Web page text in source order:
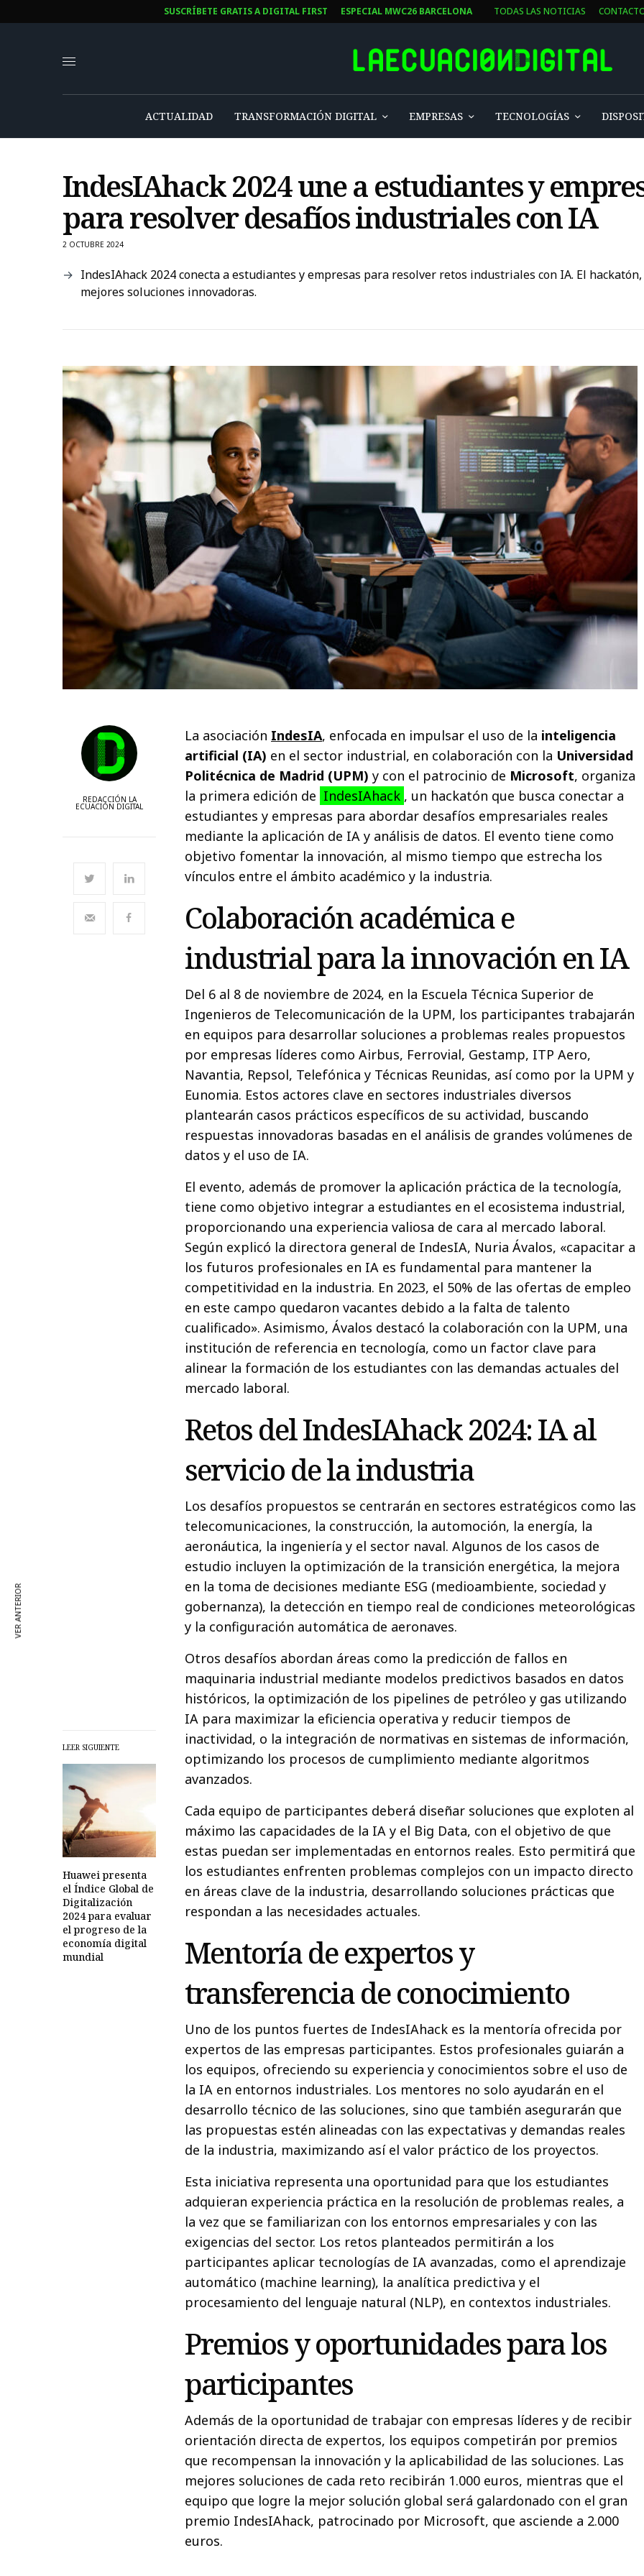
SUSCRÍBETE GRATIS A DIGITAL FIRST ESPECIAL MWC26 BARCELONA TODAS LAS NOTICIAS
ACTUALIDAD TRANSFORMACIÓN DIGITAL EMPRESAS TECNOLOGÍAS
IndesIAhack 2024 une a estudiantes y
para resolver desafíos industriales con IA
2 OCTUBRE 2024
IndesIAhack 2024 conecta a estudiantes y empresas para resolver retos industriales con IA. El
mejores soluciones innovadoras.
REDACCIÓN LA
ECUACIÓN DIGITAL
LEER SIGUIENTE
Huawei presenta
el Índice Global de
Digitalización
2024 para evaluar
el progreso de la
economía digital
mundial
La asociación IndesIA, enfocada en impulsar el uso de la inteligencia
artificial (IA) en el sector industrial, en colaboración con la Universidad
Politécnica de Madrid (UPM) y con el patrocinio de Microsoft, organiza
la primera edición de IndesIAhack , un hackatón que busca conectar a
estudiantes y empresas para abordar desafíos empresariales reales
mediante la aplicación de IA y análisis de datos. El evento tiene como
objetivo fomentar la innovación, al mismo tiempo que estrecha los
vínculos entre el ámbito académico y la industria.
Colaboración académica e
industrial para la innovación en IA
Del 6 al 8 de noviembre de 2024, en la Escuela Técnica Superior de
Ingenieros de Telecomunicación de la UPM, los participantes trabajarán
en equipos para desarrollar soluciones a problemas reales propuestos
por empresas líderes como Airbus, Ferrovial, Gestamp, ITP Aero,
Navantia, Repsol, Telefónica y Técnicas Reunidas, así como por la UPM y
Eunomia. Estos actores clave en sectores industriales diversos
plantearán casos prácticos específicos de su actividad, buscando
respuestas innovadoras basadas en el análisis de grandes volúmenes de
datos y el uso de IA.
El evento, además de promover la aplicación práctica de la tecnología,
tiene como objetivo integrar a estudiantes en el ecosistema industrial,
proporcionando una experiencia valiosa de cara al mercado laboral.
Según explicó la directora general de IndesIA, Nuria Ávalos, «capacitar a
los futuros profesionales en IA es fundamental para mantener la
competitividad en la industria. En 2023, el 50% de las ofertas de empleo
en este campo quedaron vacantes debido a la falta de talento
cualificado». Asimismo, Ávalos destacó la colaboración con la UPM, una
institución de referencia en tecnología, como un factor clave para
alinear la formación de los estudiantes con las demandas actuales del
mercado laboral.
Retos del IndesIAhack 2024: IA al
servicio de la industria
Los desafíos propuestos se centrarán en sectores estratégicos como las
telecomunicaciones, la construcción, la automoción, la energía, la
aeronáutica, la ingeniería y el sector naval. Algunos de los casos de
estudio incluyen la optimización de la transición energética, la mejora
en la toma de decisiones mediante ESG (medioambiente, sociedad y
gobernanza), la detección en tiempo real de condiciones meteorológicas
y la configuración automática de aeronaves.
Otros desafíos abordan áreas como la predicción de fallos en
maquinaria industrial mediante modelos predictivos basados en datos
históricos, la optimización de los pipelines de petróleo y gas utilizando
IA para maximizar la eficiencia operativa y reducir tiempos de
inactividad, o la integración de normativas en sistemas de información,
optimizando los procesos de cumplimiento mediante algoritmos
avanzados.
Cada equipo de participantes deberá diseñar soluciones que exploten al
máximo las capacidades de la IA y el Big Data, con el objetivo de que
estas puedan ser implementadas en entornos reales. Esto permitirá que
los estudiantes enfrenten problemas complejos con un impacto directo
en áreas clave de la industria, desarrollando soluciones prácticas que
respondan a las necesidades actuales.
Mentoría de expertos y
transferencia de conocimiento
Uno de los puntos fuertes de IndesIAhack es la mentoría ofrecida por
expertos de las empresas participantes. Estos profesionales guiarán a
los equipos, ofreciendo su experiencia y conocimientos sobre el uso de
la IA en entornos industriales. Los mentores no solo ayudarán en el
desarrollo técnico de las soluciones, sino que también asegurarán que
las propuestas estén alineadas con las expectativas y demandas reales
de la industria, maximizando así el valor práctico de los proyectos.
Esta iniciativa representa una oportunidad para que los estudiantes
adquieran experiencia práctica en la resolución de problemas reales, a
la vez que se familiarizan con los entornos empresariales y con las
exigencias del sector. Los retos planteados permitirán a los
participantes aplicar tecnologías de IA avanzadas, como el aprendizaje
automático (machine learning), la analítica predictiva y el
procesamiento del lenguaje natural (NLP), en contextos industriales.
Premios y oportunidades para los
participantes
Además de la oportunidad de trabajar con empresas líderes y de recibir
orientación directa de expertos, los equipos competirán por premios
que recompensan la innovación y la aplicabilidad de las soluciones. Las
mejores soluciones de cada reto recibirán 1.000 euros, mientras que el
equipo que logre la mejor solución global será galardonado con el gran
premio IndesIAhack, patrocinado por Microsoft, que asciende a 2.000
euros.
VER ANTERIOR